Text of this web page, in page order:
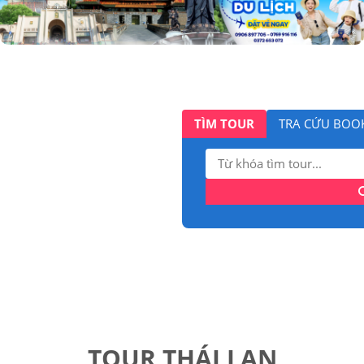
TÌM TOUR TRA CỨU
Tìm
kiếm: